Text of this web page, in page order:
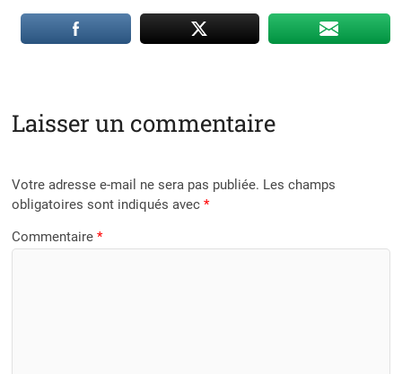
Laisser un commentaire
Votre adresse e-mail ne sera pas publiée. Les champs
obligatoires sont indiqués avec*
Commentaire*